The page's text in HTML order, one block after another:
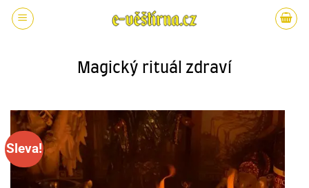
Magický rituál zdraví
Sleva!